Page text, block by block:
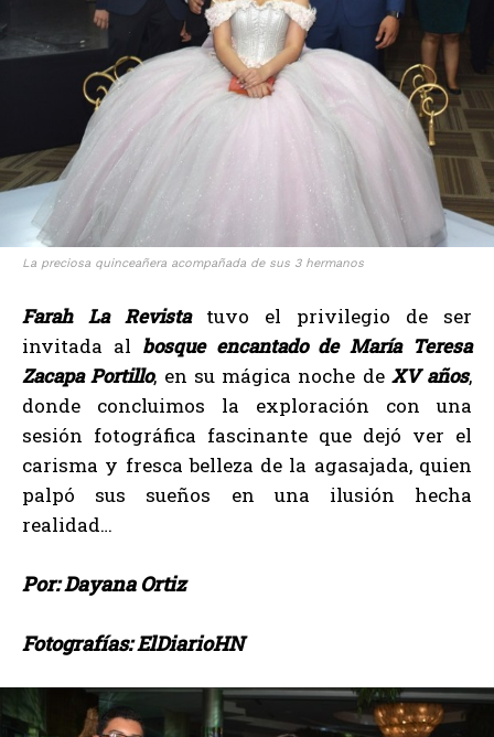
La preciosa quinceañera acompañada de sus 3 hermanos
Farah La Revistatuvo el privilegio de ser
invitada al bosque encantado de María Teresa
Zacapa Portillo, en su mágica noche deXV años,
donde concluimos la exploración con una
sesión fotográfica fascinante que dejó ver el
carisma y fresca belleza de la agasajada, quien
palpó sus sueños en una ilusión hecha
realidad…
Por: Dayana Ortiz
Fotografías: ElDiarioHN